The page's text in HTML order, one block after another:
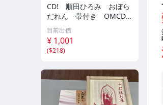
CD! 順田ひろみ おぼら
だれん 帯付き OMCD-1
6 42405
目前出價
¥ 1,001
($218)